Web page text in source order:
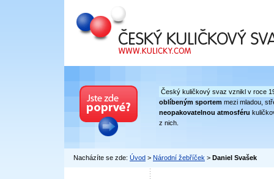
Český kuličkový svaz
Český kuličkový svaz vznikl v roce
oblíbeným sportem mezi mladou,
neopakovatelnou atmosféru
z nich.
Nacházíte se zde: Úvod > Národní žebříček > Daniel Svašek